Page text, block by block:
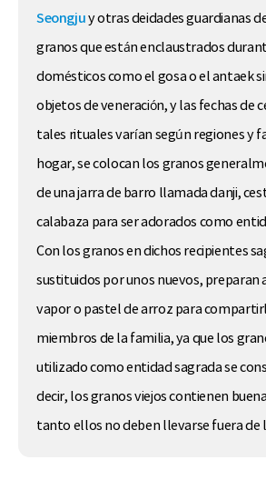
Seongjuy otras deidades guardianas
granos que están enclaustrados
domésticos como el gosa o el antaek
objetos de veneración, y las fechas de
tales rituales varían según regiones y
hogar, se colocan los granos
de una jarra de barro llamada danji,
calabaza para ser adorados como
Con los granos en dichos recipientes
sustituidos por unos nuevos, preparan
vapor o pastel de arroz para
miembros de la familia, ya que los
utilizado como entidad sagrada se
decir, los granos viejos contienen
tanto ellos no deben llevarse fuera de